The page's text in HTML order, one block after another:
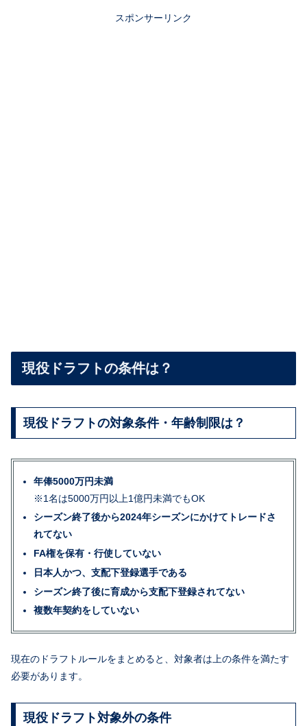
スポンサーリンク
現役ドラフトの条件は？
現役ドラフトの対象条件・年齢制限は？
年俸5000万円未満
※1名は5000万円以上1億円未満でもOK
シーズン終了後から2024年シーズンにかけてトレードさ
れてない
FA権を保有・行使していない
日本人かつ、支配下登録選手である
シーズン終了後に育成から支配下登録されてない
複数年契約をしていない
現在のドラフトルールをまとめると、対象者は上の条件を満たす
必要があります。
現役ドラフト対象外の条件